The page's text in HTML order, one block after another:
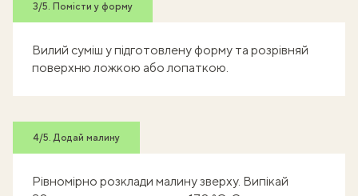
3/5. Помісти у форму
Вилий суміш у підготовлену форму та розрівняй
поверхню ложкою або лопаткою.
4/5. Додай малину
Рівномірно розклади малину зверху. Випікай